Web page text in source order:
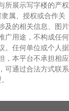
所展示写字楼的产权
属、授权或合作关
及的相关信息、图片
广用途，不构成任何
。任何单位或个人据
，本平台不承担相应
可通过合法方式联系